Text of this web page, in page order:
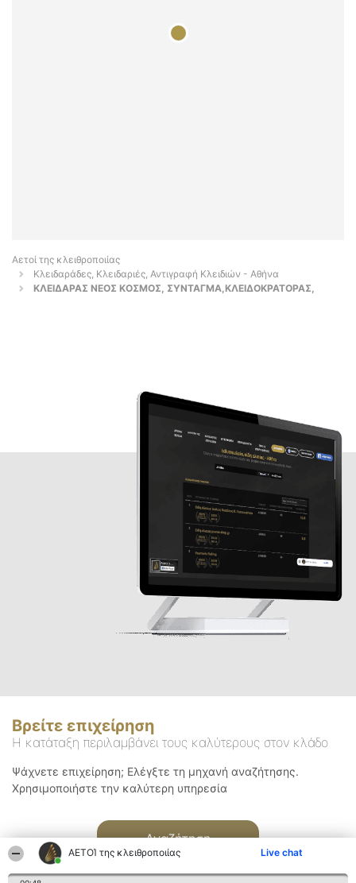
ΑΕΤΟΊ της κλειθροποιίας Live chat
Αετοί της κλειθροποιίας
Κλειδαράδες, Κλειδαριές, Αντιγραφή Κλειδιών - Αθήνα
ΚΛΕΙΔΑΡΑΣ ΝΕΟΣ ΚΟΣΜΟΣ, ΣΥΝΤΑΓΜΑ,ΚΛΕΙΔΟΚΡΑΤΟΡΑΣ,
Βρείτε επιχείρηση
Η κατάταξη περιλαμβάνει τους καλύτερους στον κλάδο
Ψάχνετε επιχείρηση; Ελέγξτε τη μηχανή αναζήτησης.
Χρησιμοποιήστε την καλύτερη υπηρεσία
Αναζήτηση